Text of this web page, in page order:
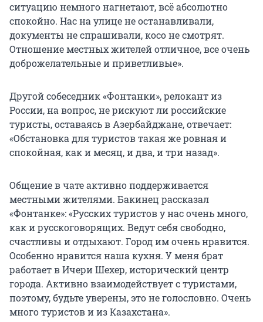
ситуацию немного нагнетают, всё абсолютно
спокойно. Нас на улице не останавливали,
документы не спрашивали, косо не смотрят.
Отношение местных жителей отличное, все очень
доброжелательные и приветливые».
Другой собеседник «Фонтанки», релокант из
России, на вопрос, не рискуют ли российские
туристы, оставаясь в Азербайджане, отвечает:
«Обстановка для туристов такая же ровная и
спокойная, как и месяц, и два, и три назад».
Общение в чате активно поддерживается
местными жителями. Бакинец рассказал
«Фонтанке»: «Русских туристов у нас очень много,
как и русскоговорящих. Ведут себя свободно,
счастливы и отдыхают. Город им очень нравится.
Особенно нравится наша кухня. У меня брат
работает в Ичери Шехер, исторический центр
города. Активно взаимодействует с туристами,
поэтому, будьте уверены, это не голословно. Очень
много туристов и из Казахстана».